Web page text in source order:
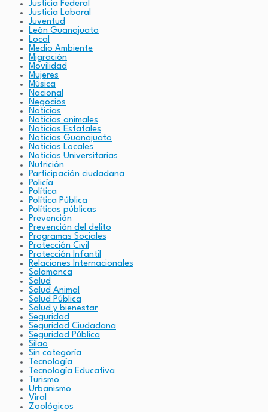
Justicia Federal
Justicia Laboral
Juventud
León Guanajuato
Local
Medio Ambiente
Migración
Movilidad
Mujeres
Música
Nacional
Negocios
Noticias
Noticias animales
Noticias Estatales
Noticias Guanajuato
Noticias Locales
Noticias Universitarias
Nutrición
Participación ciudadana
Policía
Política
Política Pública
Políticas públicas
Prevención
Prevención del delito
Programas Sociales
Protección Civil
Protección Infantil
Relaciones Internacionales
Salamanca
Salud
Salud Animal
Salud Pública
Salud y bienestar
Seguridad
Seguridad Ciudadana
Seguridad Pública
Silao
Sin categoría
Tecnología
Tecnología Educativa
Turismo
Urbanismo
Viral
Zoológicos